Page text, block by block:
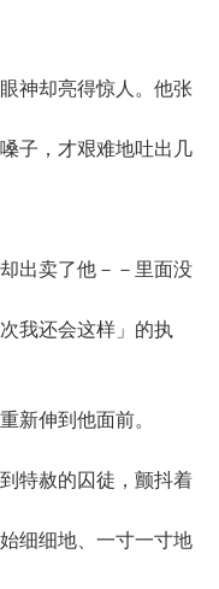
神却亮得惊人。他张
子，才艰难地吐出几
出卖了他－－里面没
我还会这样」的执
伸到他面前。
特赦的囚徒，颤抖着
细细地、一寸一寸地